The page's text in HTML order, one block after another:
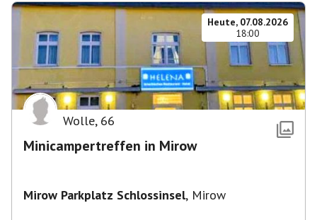
Heute, 07.08.2026
18:00
Wolle, 66
Minicampertreffen in Mirow
Mirow Parkplatz Schlossinsel, Mirow